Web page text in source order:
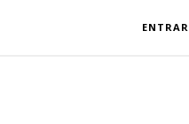
ENTRAR